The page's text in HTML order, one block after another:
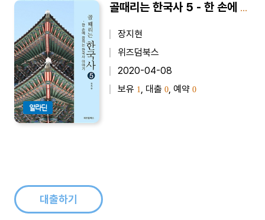
알라딘
골때리는 한국사 5 - 한 손에 잡히는 한국사 이야기
장지현
위즈덤북스
2020-04-08
보유 1 , 대출 0 , 예약 0
대출하기